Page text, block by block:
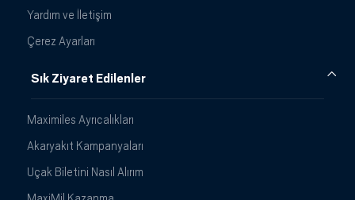
Yardım ve İletişim
Çerez Ayarları
Sık Ziyaret Edilenler
Maximiles Ayrıcalıkları
Akaryakıt Kampanyaları
Uçak Biletini Nasıl Alırım